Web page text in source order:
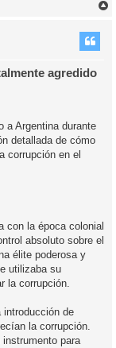
agredido
a Argentina durante
detallada de cómo
corrupción en el
con la época colonial
absoluto sobre el
élite poderosa y
utilizaba su
la corrupción.
introducción de
la corrupción.
para